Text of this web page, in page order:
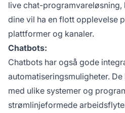
live chat-programvareløsning,
dine vil ha en flott opplevelse
plattformer og kanaler.
Chatbots:
Chatbots har også gode
automatiseringsmuligheter.
med ulike systemer og
strømlinjeformede